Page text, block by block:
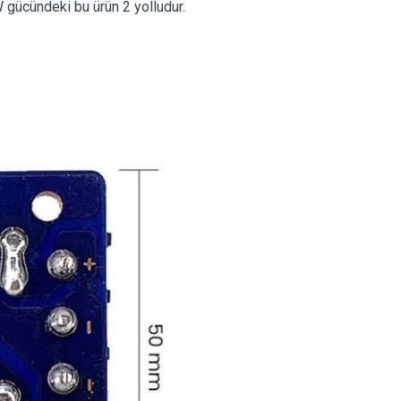
bu ürün 2 yolludur.